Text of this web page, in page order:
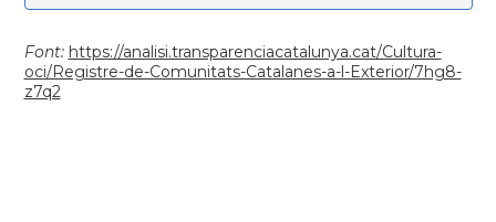
Font: https://analisi.transparenciacatalunya.cat/Cultura-
oci/Registre-de-Comunitats-Catalanes-a-l-Exterior/7hg8-
z7q2